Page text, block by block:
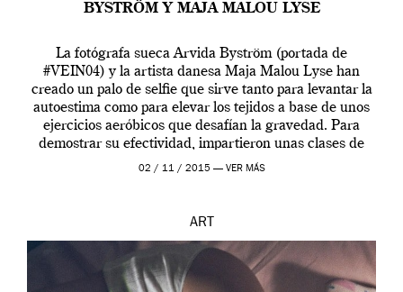
BYSTRÖM Y MAJA MALOU LYSE
La fotógrafa sueca Arvida Byström (portada de
#VEIN04) y la artista danesa Maja Malou Lyse han
creado un palo de selfie que sirve tanto para levantar la
autoestima como para elevar los tejidos a base de unos
ejercicios aeróbicos que desafían la gravedad. Para
demostrar su efectividad, impartieron unas clases de
prueba en el Tate […]
02 / 11 / 2015 — VER MÁS
ART